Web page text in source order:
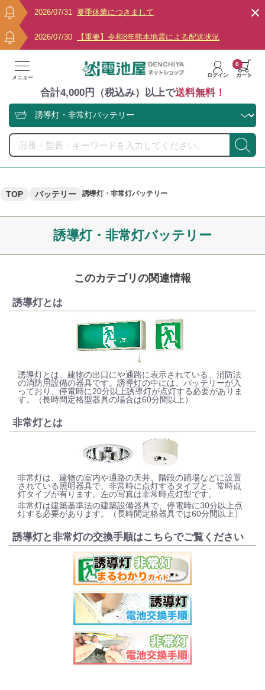
2026/07/31 夏季休業につきまして
2026/07/30 【重要】令和8年熊本地震による配送状況
メニュー ログイン カート
0
合計4,000円（税込み）以上で送料無料！
TOP バッテリー 誘導灯・非常灯バッテリー
誘導灯・非常灯バッテリー
このカテゴリの関連情報
誘導灯とは
誘導灯とは、建物の出口にや通路に表示されている、消防法
の消防用設備の器具です。誘導灯の中には、バッテリーが入
っており、停電時に20分以上誘導灯が点灯する必要がありま
す。（長時間定格型器具の場合は60分間以上）
非常灯とは
非常灯は、建物の室内や通路の天井、階段の踊場などに設置
されている照明器具で、非常時に点灯するタイプと、常時点
灯タイプが有ります。左の写真は非常時点灯型です。
非常灯は建築基準法の建築設備器具で、停電時に30分以上点
灯する必要があります。（長時間定格器具では60分間以上）
誘導灯と非常灯の交換手順はこちらでご覧ください